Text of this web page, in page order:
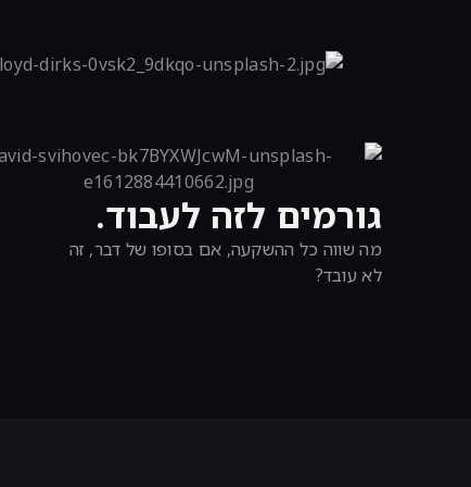
גורמים לזה לעבוד.
מה שווה כל ההשקעה, אם בסופו של דבר, זה
לא עובד?